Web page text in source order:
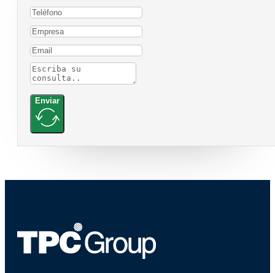
Enviar